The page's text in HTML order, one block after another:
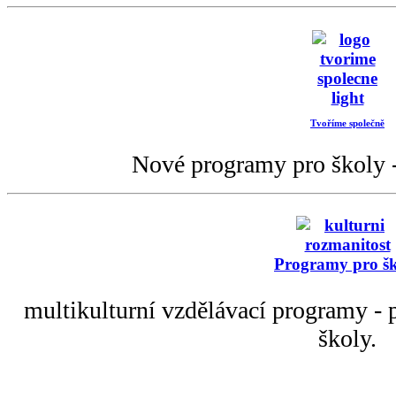
Tvoříme společně
Nové programy pro
Programy pro
multikulturní vzdělávací programy -
školy.